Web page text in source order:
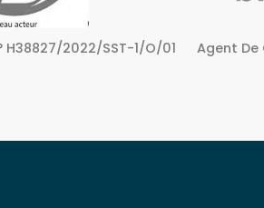
Le N° 72240158724 Centre